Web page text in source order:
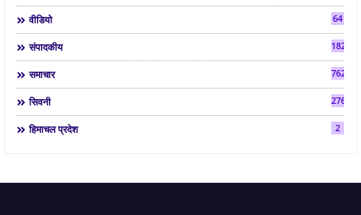
वीडियो 64
संपादकीय 182
समाचार 7624
सिवनी 2763
हिमाचल प्रदेश 2